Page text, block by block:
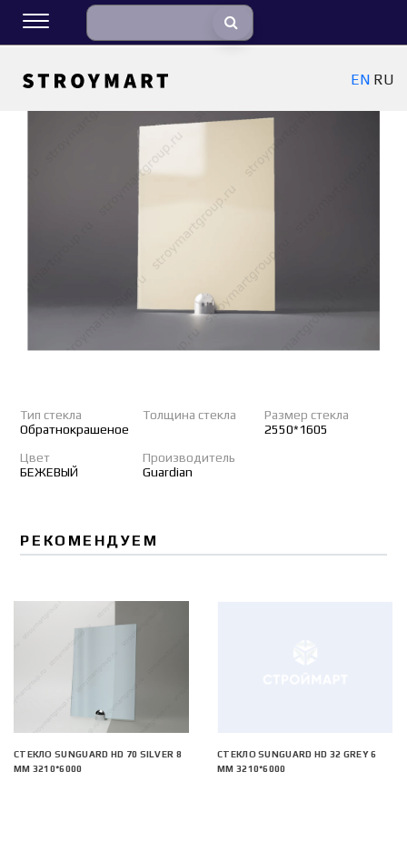
EN RU
Тип стекла
Обратнокрашеное
Толщина стекла
Размер стекла
2550*1605
Цвет
БЕЖЕВЫЙ
Производитель
Guardian
РЕКОМЕНДУЕМ
СТЕКЛО SUNGUARD HD 70 SILVER 8
ММ 3210*6000
СТЕКЛО SUNGUARD HD 32 GREY 6
ММ 3210*6000